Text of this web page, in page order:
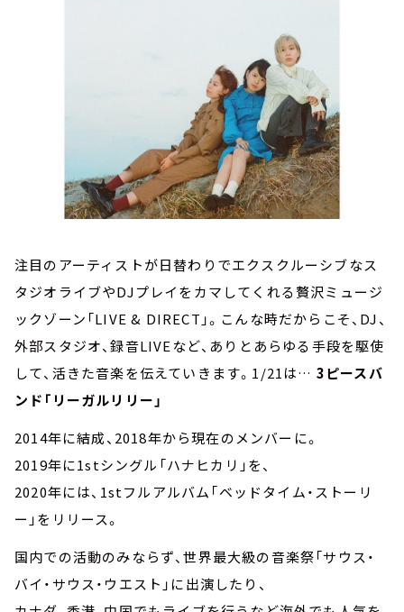
注目のアーティストが日替わりでエクスクルーシブなス
タジオライブやDJプレイをカマしてくれる贅沢ミュージ
ックゾーン「LIVE & DIRECT」。こんな時だからこそ、DJ、
外部スタジオ、録音LIVEなど、ありとあらゆる手段を駆使
して、活きた音楽を伝えていきます。1/21は… 3ピースバ
ンド「リーガルリリー」
2014年に結成、2018年から現在のメンバーに。
2019年に1stシングル「ハナヒカリ」を、
2020年には、1stフルアルバム「ベッドタイム・ストーリ
ー」をリリース。
国内での活動のみならず、世界最大級の音楽祭「サウス・
バイ・サウス・ウエスト」に出演したり、